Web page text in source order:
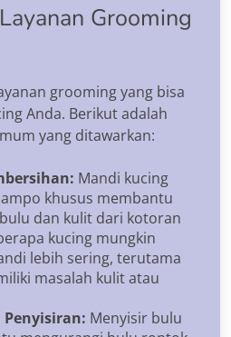
Grooming
grooming yang bisa
Anda. Berikut adalah
yang ditawarkan:
Mandi kucing
khusus membantu
dan kulit dari kotoran
kucing mungkin
lebih sering, terutama
masalah kulit atau
Menyisir bulu